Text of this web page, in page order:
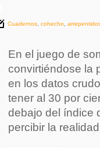
Cuadernos cohecho
En el juego de
convirtiéndose la
en los datos
tener al 30 por
debajo del índice
percibir la